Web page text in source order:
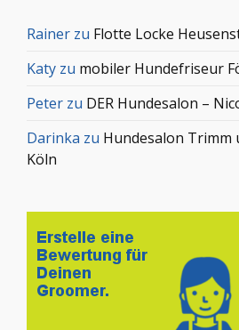
Rainer zu Flotte Locke
Katy zu mobiler Hundefriseur
Peter zu DER Hundesalon –
Darinka zu Hundesalon Trimm
Köln